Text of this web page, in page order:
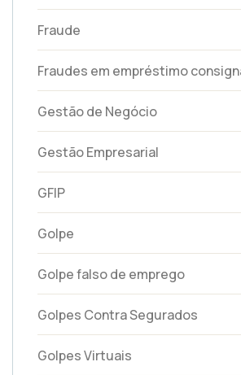
Fraude
Fraudes em empréstimo
Gestão de Negócio
Gestão Empresarial
GFIP
Golpe
Golpe falso de emprego
Golpes Contra Segurados
Golpes Virtuais